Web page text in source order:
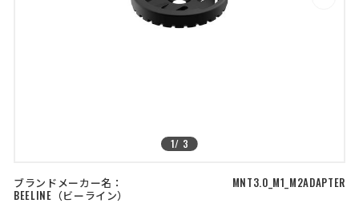
古物営業法に基づく表示/保険勧誘
方針
1/ 3
ブランドメーカー名：
BEELINE
ビーライン
MNT3.0_M1_M2ADAPTER